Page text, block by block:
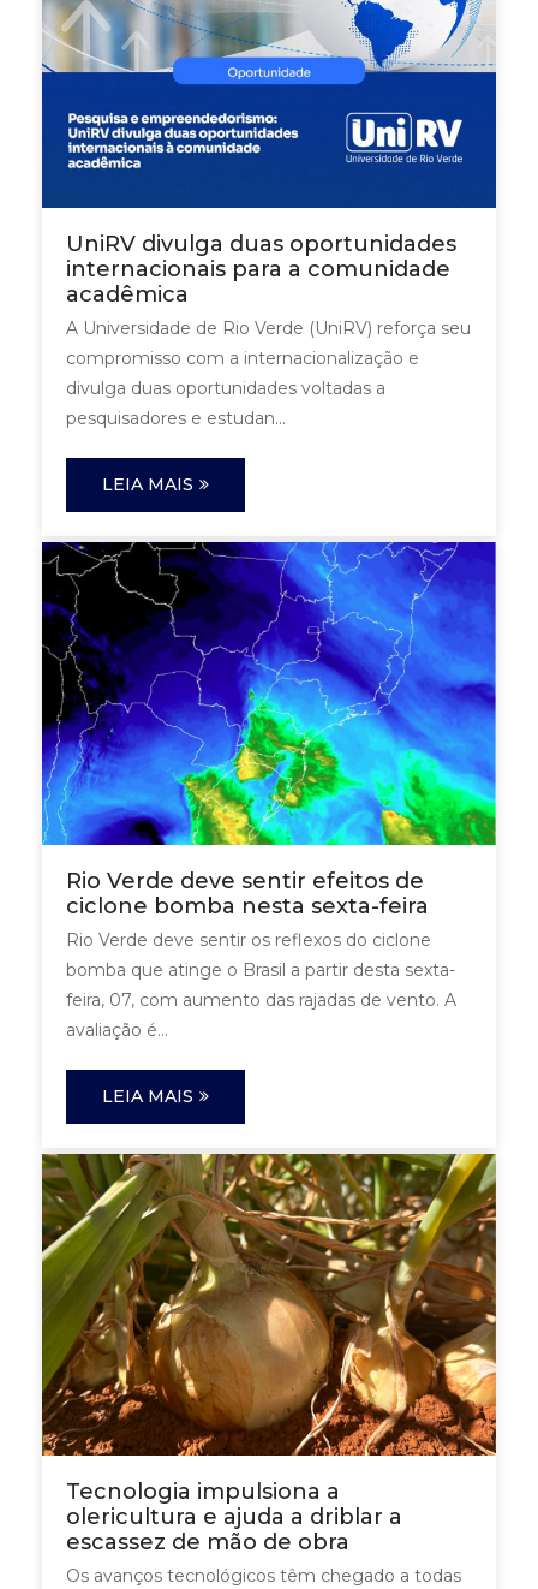
UniRV divulga duas oportunidades
internacionais para a comunidade
acadêmica
A Universidade de Rio Verde (UniRV) reforça seu
compromisso com a internacionalização e
divulga duas oportunidades voltadas a
pesquisadores e estudan...
LEIA MAIS
Rio Verde deve sentir efeitos de
ciclone bomba nesta sexta-feira
Rio Verde deve sentir os reflexos do ciclone
bomba que atinge o Brasil a partir desta sexta-
feira, 07, com aumento das rajadas de vento. A
avaliação é...
LEIA MAIS
Tecnologia impulsiona a
olericultura e ajuda a driblar a
escassez de mão de obra
Os avanços tecnológicos têm chegado a todas